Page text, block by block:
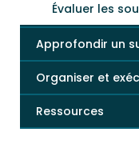
Évaluer les
Approfondir un
Organiser et
Ressources